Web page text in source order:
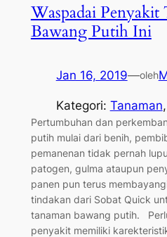
Waspadai Penyakit
Bawang Putih Ini
Jan 16, 2019—oleh
Kategori: Tanaman,
Pertumbuhan dan
putih mulai dari benih,
pemanenan tidak pernah
patogen, gulma ataupun
panen pun terus
tindakan dari Sobat Quick
tanaman bawang putih.
penyakit memiliki